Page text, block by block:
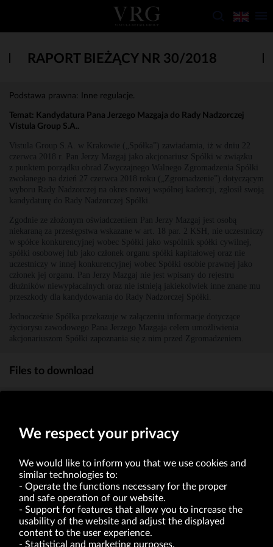
RAPORT BIEŻĄCY NR 30/2018
Podstawa prawna: Inne regulacje.
Temat: Kandydatura Pana Jerzego Mazgaja do Rady Nadzorczej
Vistula Group S.A..
Vistula Group S.A. w Krakowie („Spółka”) zawiadamia, iż w dniu 22
czerwca 2018 r. Pan Jerzy Mazgaj jako akcjonariusz Spółki w związku
z punktem porządku obrad Zwyczajnego Walnego Zgromadzenia Spółki
zwołanego na dzień 27 czerwca 2018 roku („Zgromadzenie”) dotyczącym
wyboru Rady Nadzorczej na okres nowej wspólnej kadencji, zgłosił swoją
kandydaturę do Rady Nadzorczej Spółki.
Zgodnie ze złożonym oświadczeniem Pan Jerzy Mazgaj jest osobą
niekaraną za przestępstwa wskazane w art. 18 par. 2 KSH, nie uczestniczy
w spółce konkurencyjnej wobec Spółki jako wspólnik spółki cywilnej,
spółki osobowej lub jako członek organu spółki kapitałowej oraz nie
uczestniczy w innej konkurencyjnej wobec Spółki osobie prawnej jako
członek jej organu. Pan Jerzy Mazgaj nie jest wpisany do rejestru
dłużników niewypłacalnych oraz nie istnieją jakiekolwiek inne znane mu
przeszkody dla kandydowania do Rady Nadzorczej Spółki.
Jednocześnie Spółka przekazuje w załączeniu informacje dotyczące
życiorysu zawodowego Pana Jerzego Mazgaja celem umożliwienia
akcjonariuszom Spółki zapoznania się z nim przed Zgromadzeniem.
Files to download
VRG S.A. | 10 Pilotów Street | 31-462 Kraków
Tax Identification Number: 675-000-03-61
District Court for Kraków-Śródmieście in Kraków
XI Economic Department of the National Court Register number 0000047082
We respect your privacy
We would like to inform you that we use cookies and
similar technologies to:
Operate the functions necessary for the proper
and safe operation of our website.
Support for features that allow you to increase the
usability of the website and adjust the displayed
content to the user experience.
Statistical and marketing purposes.